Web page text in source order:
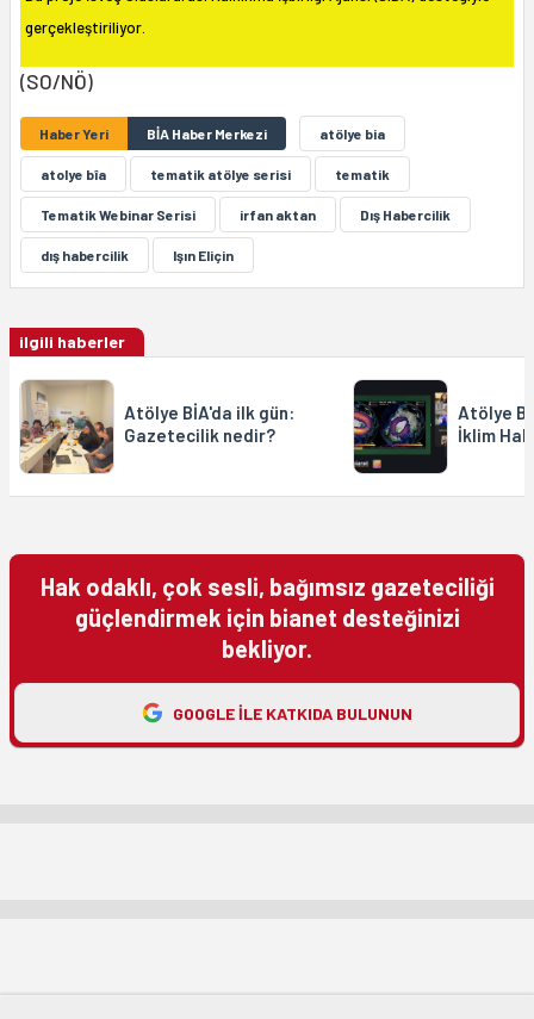
gerçekleştiriliyor.
(SO/NÖ)
Haber Yeri BİA Haber Merkezi atölye bia
atolye bîa tematik atölye serisi tematik
Tematik Webinar Serisi irfan aktan Dış Habercilik
dış habercilik Işın Eliçin
ilgili haberler
Atölye BİA'da ilk gün:
Gazetecilik nedir?
Atölye
İklim
Hak odaklı, çok sesli, bağımsız gazeteciliği
güçlendirmek için bianet desteğinizi
bekliyor.
GOOGLE ILE KATKIDA BULUNUN